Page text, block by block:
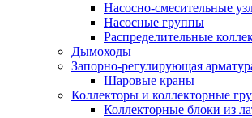
Насосно-смесительные
Насосные группы
Распределительные
Дымоходы
Запорно-регулирующая
Шаровые краны
Коллекторы и коллекторные
Коллекторные блоки из